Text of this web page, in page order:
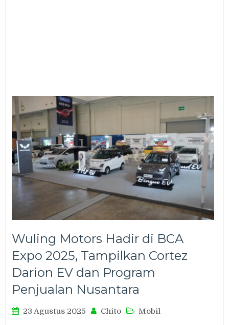
Wuling Motors Hadir di BCA
Expo 2025, Tampilkan Cortez
Darion EV dan Program
Penjualan Nusantara
23 Agustus 2025 Chito Mobil